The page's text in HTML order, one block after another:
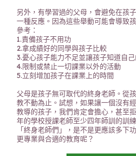
另外，有學習過的父母，會避免在孩
一種反應。因為這些舉動可能會導致
參考：
1.責備孩子不用功
2.拿成績好的同學與孩子比較
3.憂心孩子能力不足並讓孩子知道自
4.限制或禁止一切課業以外的活動
5.立刻增加孩子在課業上的時間
父母是孩子無可取代的終身老師。從
教不動為止。試想，如果讓一個沒有
教導的孩子，我們肯定會擔心，甚至
年的學校授課老師至少四年師訓的訓
「終身老師們」，是不是更應該多下
更專業與合適的教育呢？